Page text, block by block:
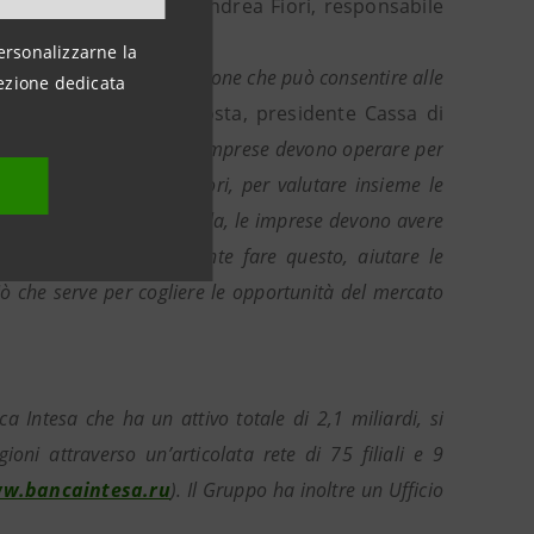
la
dedicata
Luciano Mazzer e Andrea Fiori, responsabile
che può consentire alle
Giovanni Costa, presidente Cassa di
questo piano che le imprese devono operare per
con gli imprenditori, per valutare insieme le
è grande e piccola, le imprese devono avere
vogliamo esattamente fare questo, aiutare le
serve per cogliere le opportunità del mercato
Intesa che ha un attivo totale di 2,1 miliardi, si
attraverso un’articolata rete di 75 filiali e 9
). Il Gruppo ha inoltre un Ufficio